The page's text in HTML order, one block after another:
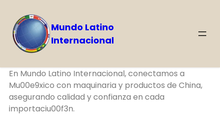
Mundo Latino
Internacional
Nuestra misiu00f3n
En Mundo Latino Internacional, conectamos a
Mu00e9xico con maquinaria y productos de China,
asegurando calidad y confianza en cada
importaciu00f3n.